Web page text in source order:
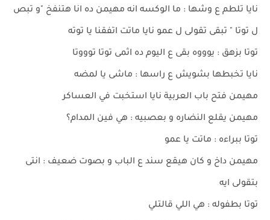
نايا تلطم ع وشها : ما الوكسه انه مهيمن ده انا هتنفخ "و تبص
ل توتا " تبقى تقولى ل عمو نايا ماتت اتفقنا يا توته
توتا بزهق : يوووه بقى ع اليوم ده اثمى توتا توووتا
نايا تخبطها بشويش ع راسها : ماشى يا لمضه
مهيمن فتح باب العربية نايا استخبت في العساكر
مهيمن يقلع النضاره و بعصبيه : هي فين المدام؟
توتا ببراءه : ماتت يا عمو
مهيمن داخ و كان هيقع سند ع الباب و بصوت ضعيف : انتى
بتقولى ايه
توتا بطفوله : هي اللي قالتلي